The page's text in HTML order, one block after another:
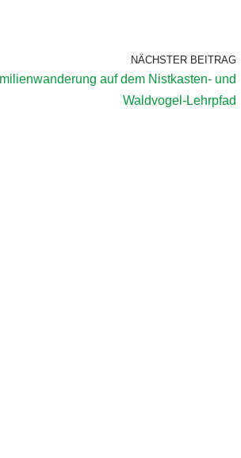
NÄCHSTER BEITRAG
auf dem Nistkasten- und
Waldvogel-Lehrpfad